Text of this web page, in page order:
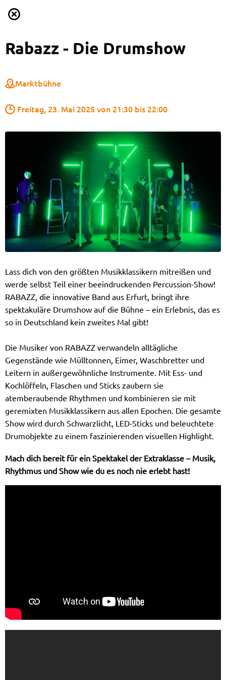
Rabazz - Die Drumshow
Marktbühne
Freitag, 23. Mai 2025 von 21:30 bis 22:00
Lass dich von den größten Musikklassikern mitreißen und
werde selbst Teil einer beeindruckenden Percussion-Show!
RABAZZ, die innovative Band aus Erfurt, bringt ihre
spektakuläre Drumshow auf die Bühne – ein Erlebnis, das es
so in Deutschland kein zweites Mal gibt!
Die Musiker von RABAZZ verwandeln alltägliche
Gegenstände wie Mülltonnen, Eimer, Waschbretter und
Leitern in außergewöhnliche Instrumente. Mit Ess- und
Kochlöffeln, Flaschen und Sticks zaubern sie
atemberaubende Rhythmen und kombinieren sie mit
geremixten Musikklassikern aus allen Epochen. Die gesamte
Show wird durch Schwarzlicht, LED-Sticks und beleuchtete
Drumobjekte zu einem faszinierenden visuellen Highlight.
Mach dich bereit für ein Spektakel der Extraklasse – Musik,
Rhythmus und Show wie du es noch nie erlebt hast!